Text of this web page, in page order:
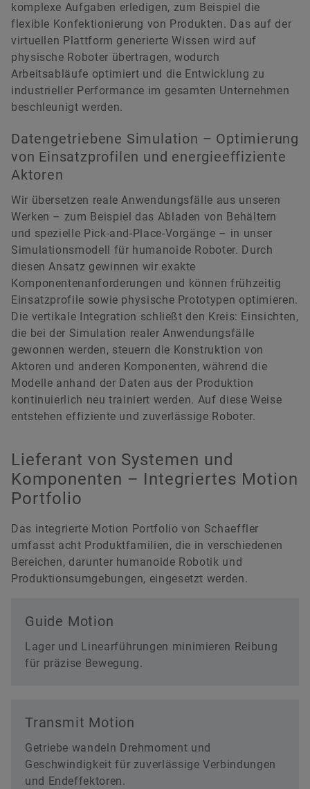
komplexe Aufgaben erledigen, zum Beispiel die
flexible Konfektionierung von Produkten. Das auf der
virtuellen Plattform generierte Wissen wird auf
physische Roboter übertragen, wodurch
Arbeitsabläufe optimiert und die Entwicklung zu
industrieller Performance im gesamten Unternehmen
beschleunigt werden.
Datengetriebene Simulation – Optimierung
von Einsatzprofilen und energieeffiziente
Aktoren
Wir übersetzen reale Anwendungsfälle aus unseren
Werken – zum Beispiel das Abladen von Behältern
und spezielle Pick-and-Place-Vorgänge – in unser
Simulationsmodell für humanoide Roboter. Durch
diesen Ansatz gewinnen wir exakte
Komponentenanforderungen und können frühzeitig
Einsatzprofile sowie physische Prototypen optimieren.
Die vertikale Integration schließt den Kreis: Einsichten,
die bei der Simulation realer Anwendungsfälle
gewonnen werden, steuern die Konstruktion von
Aktoren und anderen Komponenten, während die
Modelle anhand der Daten aus der Produktion
kontinuierlich neu trainiert werden. Auf diese Weise
entstehen effiziente und zuverlässige Roboter.
Lieferant von Systemen und
Komponenten – Integriertes Motion
Portfolio
Das integrierte Motion Portfolio von Schaeffler
umfasst acht Produktfamilien, die in verschiedenen
Bereichen, darunter humanoide Robotik und
Produktionsumgebungen, eingesetzt werden.
Guide Motion
Lager und Linearführungen minimieren Reibung
für präzise Bewegung.
Transmit Motion
Getriebe wandeln Drehmoment und
Geschwindigkeit für zuverlässige Verbindungen
und Endeffektoren.